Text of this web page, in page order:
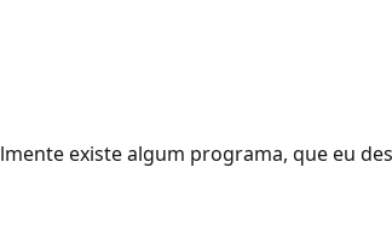
existe algum programa, que eu